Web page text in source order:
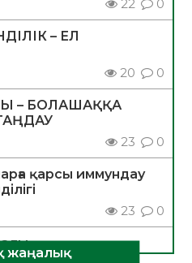
22 0
– ЕЛ
20 0
– БОЛАШАҚҚА
23 0
қарсы иммундау
23 0
жаңалық